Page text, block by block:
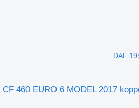
DAF
460 EURO 6 MODEL 2017